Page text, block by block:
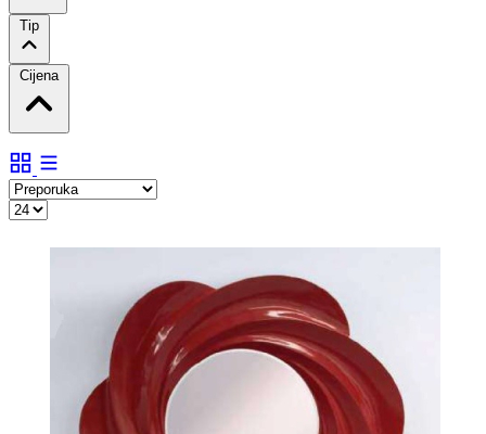
Tip
Cijena